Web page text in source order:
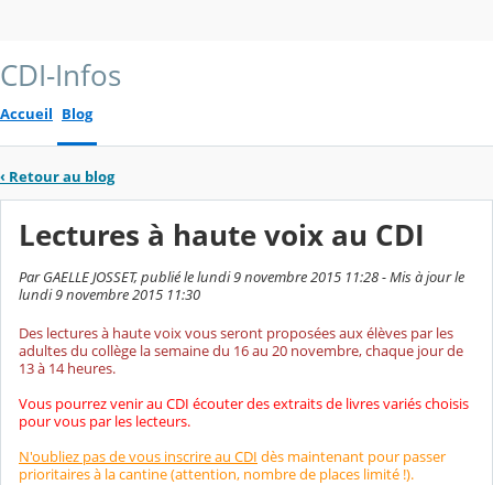
CDI-Infos
Accueil Blog
‹ Retour au blog
Lectures à haute voix au CDI
Par GAELLE JOSSET, publié le lundi 9 novembre 2015 11:28 - Mis à jour le
lundi 9 novembre 2015 11:30
Des lectures à haute voix vous seront proposées aux élèves par les
adultes du collège la semaine du 16 au 20 novembre, chaque jour de
13 à 14 heures.
Vous pourrez venir au CDI écouter des extraits de livres variés choisis
pour vous par les lecteurs.
N'oubliez pas de vous inscrire au CDI dès maintenant pour passer
prioritaires à la cantine (attention, nombre de places limité !).